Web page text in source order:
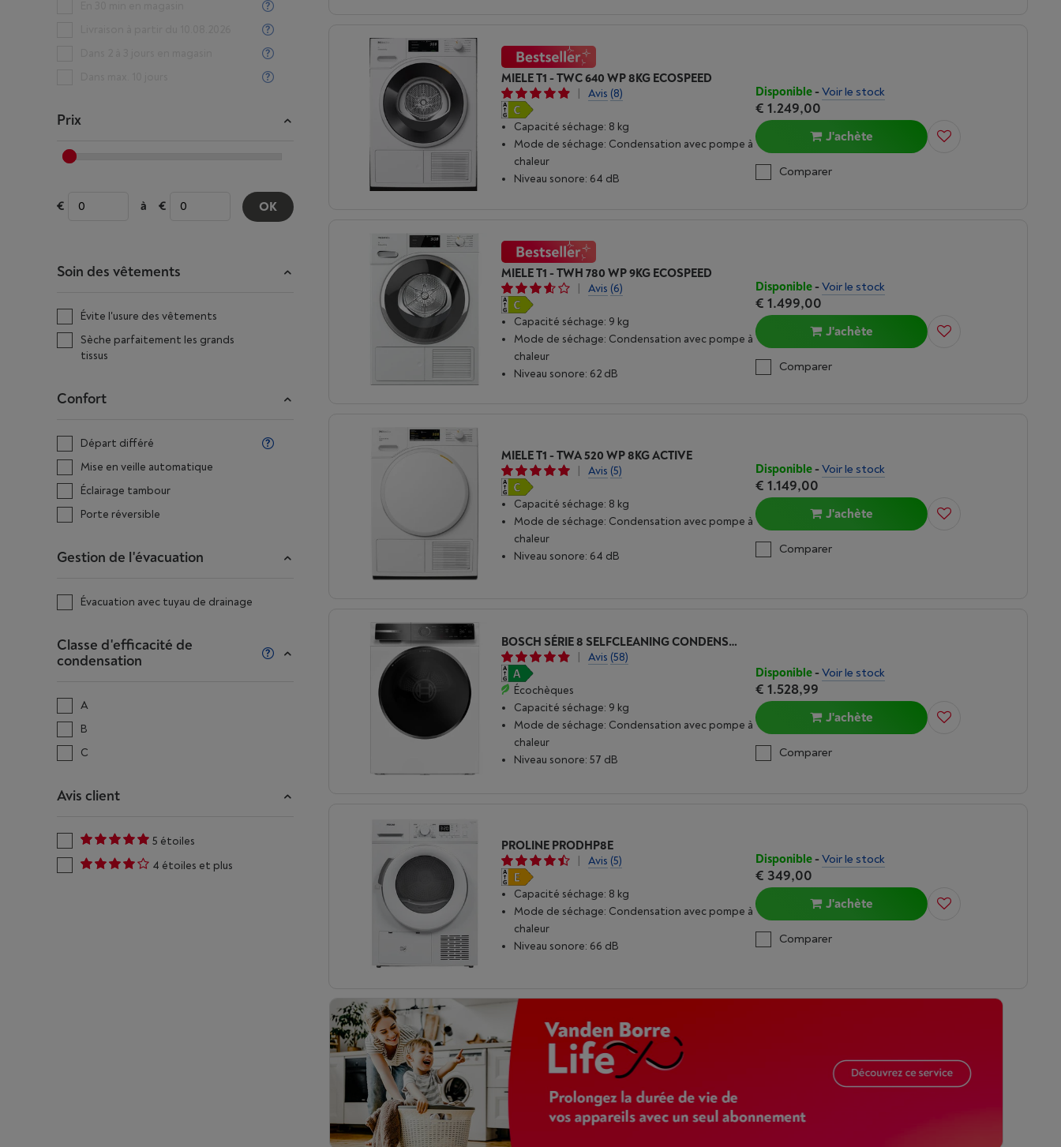
Prix
à OK
Soin des vêtements
Évite l'usure des vêtements
Sèche parfaitement les grands
tissus
Confort
Départ différé
Mise en veille automatique
Éclairage tambour
Porte réversible
Gestion de l'évacuation
Évacuation avec tuyau de drainage
Classe d'efficacité de
condensation
A
B
C
Avis client
5 étoiles
4 étoiles et plus
MIELE T1 - TWC 640 WP 8KG ECOSPEED
|
Avis (8)
Capacité séchage: 8 kg
Mode de séchage: Condensation avec pompe à
chaleur
Niveau sonore: 64 dB
Disponible- Voir le stock
€ 1.249,00
J'achète
Comparer
MIELE T1 - TWH 780 WP 9KG ECOSPEED
|
Avis (6)
Capacité séchage: 9 kg
Mode de séchage: Condensation avec pompe à
chaleur
Niveau sonore: 62 dB
Disponible- Voir le stock
€ 1.499,00
J'achète
Comparer
MIELE T1 - TWA 520 WP 8KG ACTIVE
|
Avis (5)
Capacité séchage: 8 kg
Mode de séchage: Condensation avec pompe à
chaleur
Niveau sonore: 64 dB
Disponible- Voir le stock
€ 1.149,00
J'achète
Comparer
BOSCH SÉRIE 8 SELFCLEANING CONDENSOR - WRB247C6FG
|
Avis (58)
Écochèques
Capacité séchage: 9 kg
Mode de séchage: Condensation avec pompe à
chaleur
Niveau sonore: 57 dB
Disponible- Voir le stock
€ 1.528,99
J'achète
Comparer
PROLINE PRODHP8E
|
Avis (5)
Capacité séchage: 8 kg
Mode de séchage: Condensation avec pompe à
chaleur
Niveau sonore: 66 dB
Disponible- Voir le stock
€ 349,00
J'achète
Comparer